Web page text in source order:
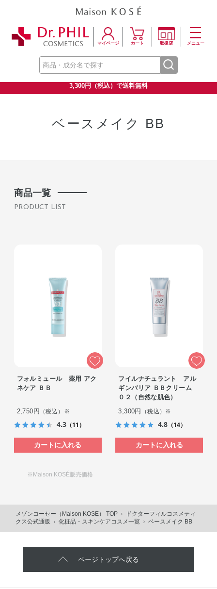
マイページ カート 取扱店 メニュー
3,300円（税込）で送料無料
ベースメイク BB
商品一覧
PRODUCT LIST
フォルミュール 薬用 アク
ネケア ＢＢ
2,750円 （税込）※
4.3（11）
カートに入れる
フイルナチュラント アル
ギンバリア ＢＢクリーム
０２（自然な肌色）
3,300円
（税込）※
4.8 （14）
カートに入れる
※Maison KOSÉ販売価格
メゾンコーセー（Maison KOSE） TOP
ドクターフィルコスメティ
クス公式通販
化粧品・スキンケアコスメ一覧 ベースメイク BB
ページトップへ戻る